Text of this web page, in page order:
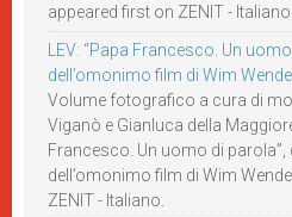
appeared first on ZENIT - Italiano.
LEV: “Papa Francesco. Un
dell’omonimo film di Wim
Volume fotografico a cura di
Viganò e Gianluca della
Francesco. Un uomo di parola”,
dell’omonimo film di Wim
ZENIT - Italiano.